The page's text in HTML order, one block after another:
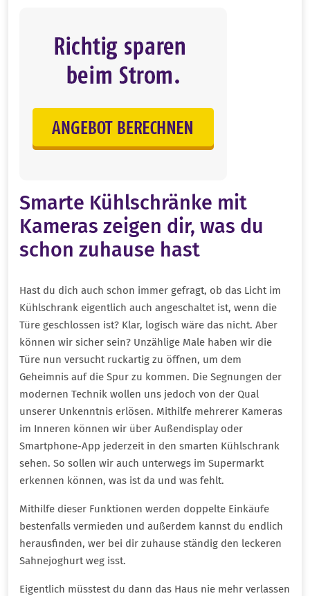
Smarte Kühlschränke mit
Kameras zeigen dir, was du
schon zuhause hast
Hast du dich auch schon immer gefragt, ob das Licht im
Kühlschrank eigentlich auch angeschaltet ist, wenn die
Türe geschlossen ist? Klar, logisch wäre das nicht. Aber
können wir sicher sein? Unzählige Male haben wir die
Türe nun versucht ruckartig zu öffnen, um dem
Geheimnis auf die Spur zu kommen. Die Segnungen der
modernen Technik wollen uns jedoch von der Qual
unserer Unkenntnis erlösen. Mithilfe mehrerer Kameras
im Inneren können wir über Außendisplay oder
Smartphone-App jederzeit in den smarten Kühlschrank
sehen. So sollen wir auch unterwegs im Supermarkt
erkennen können, was ist da und was fehlt.
Mithilfe dieser Funktionen werden doppelte Einkäufe
bestenfalls vermieden und außerdem kannst du endlich
herausfinden, wer bei dir zuhause ständig den leckeren
Sahnejoghurt weg isst.
Eigentlich müsstest du dann das Haus nie mehr verlassen